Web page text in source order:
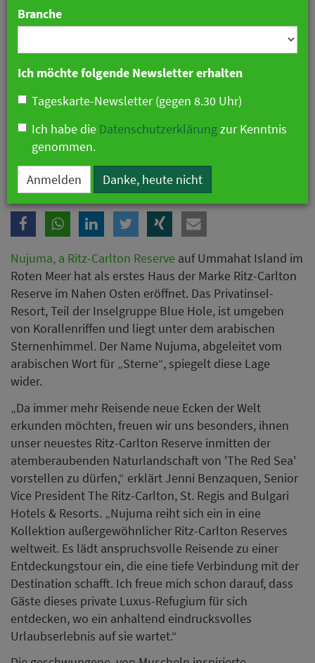
Nujuma, a Ritz-Carlton Reserve auf Ummahat Island im
Roten Meer hat als erstes Haus der Marke Ritz-Carlton
Reserve im Nahen Osten eröffnet. Das Privatinsel-
Resort, Teil der Inselgruppe Blue Hole, ist umgeben
von Korallenriffen und liegt unter dem arabischen
Sternenhimmel. Der Name Nujuma, abgeleitet vom
arabischen Wort für „Sterne“, spiegelt diese Lage
wider.
„Da immer mehr Reisende neue Ecken der Welt
erkunden möchten, freuen wir uns besonders, ihnen
unser neuestes Ritz-Carlton Reserve inmitten der
atemberaubenden Naturlandschaft von 'The Red Sea'
vorstellen zu dürfen,“ erklärt Jenni Benzaquen, Senior
Vice President The Ritz-Carlton, St. Regis and Bulgari
Hotels & Resorts. „Nujuma reiht sich ein in eine
Kollektion außergewöhnlicher Ritz-Carlton Reserves
weltweit. Es lädt anspruchsvolle Reisende zu einer
Entdeckungstour ein, die eine tiefe Verbindung mit der
Destination schafft. Ich freue mich schon darauf, dass
Gäste dieses private Luxus-Refugium für sich
entdecken, wo ein anhaltend eindrucksvolles
Urlaubserlebnis auf sie wartet.“
Branche
Ich möchte folgende Newsletter erhalten
Tageskarte-Newsletter (gegen 8.30 Uhr)
Ich habe die Datenschutzerklärungzur Kenntnis
genommen.
Anmelden Danke, heute nicht